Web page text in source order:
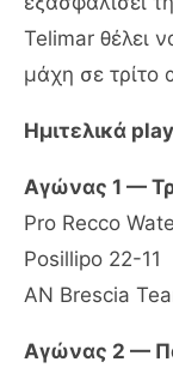
Telimar θέλει
μάχη σε τρίτο
Ημιτελικά
Αγώνας 1 —
Pro Recco
Posillipo 22-11
AN Brescia
Αγώνας 2 —